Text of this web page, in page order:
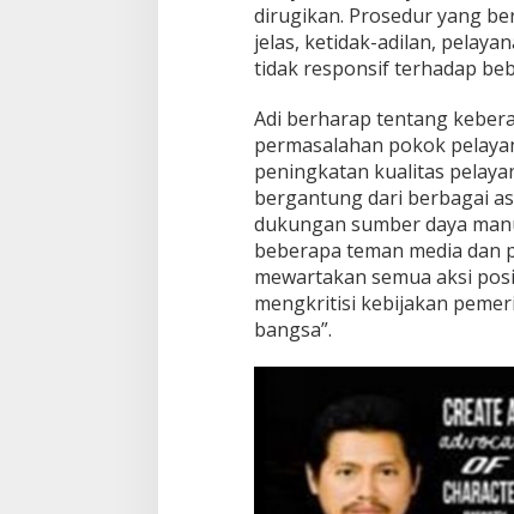
dirugikan. Prosedur yang
jelas, ketidak-adilan,
tidak responsif terhadap
Adi berharap tentang
permasalahan pokok
peningkatan kualitas
bergantung dari berbagai
dukungan sumber daya
beberapa teman media dan
mewartakan semua aksi
mengkritisi kebijakan
bangsa”.